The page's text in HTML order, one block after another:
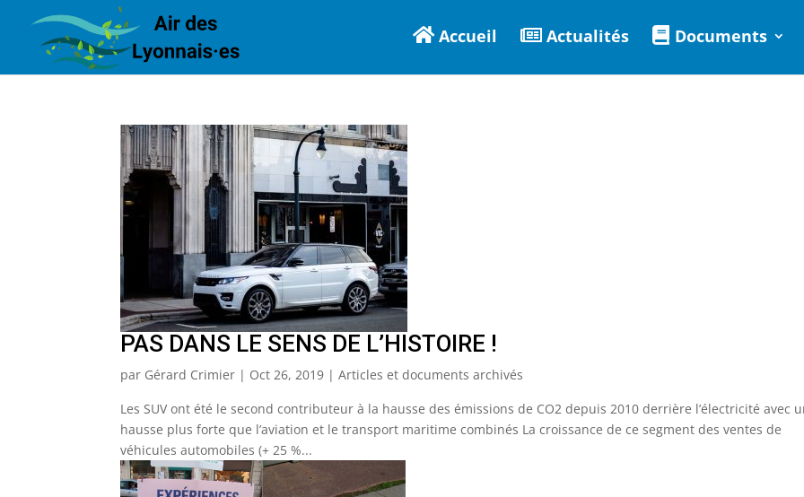
Accueil Actualités Documents
PAS DANS LE SENS DE L’HISTOIRE !
par Gérard Crimier | Oct 26, 2019 |Articles et documents archivés
Les SUV ont été le second contributeur à la hausse des émissions de CO2 depuis 2010 derrière l’électricité avec
hausse plus forte que l’aviation et le transport maritime combinés La croissance de ce segment des ventes de
véhicules automobiles (+ 25 %...